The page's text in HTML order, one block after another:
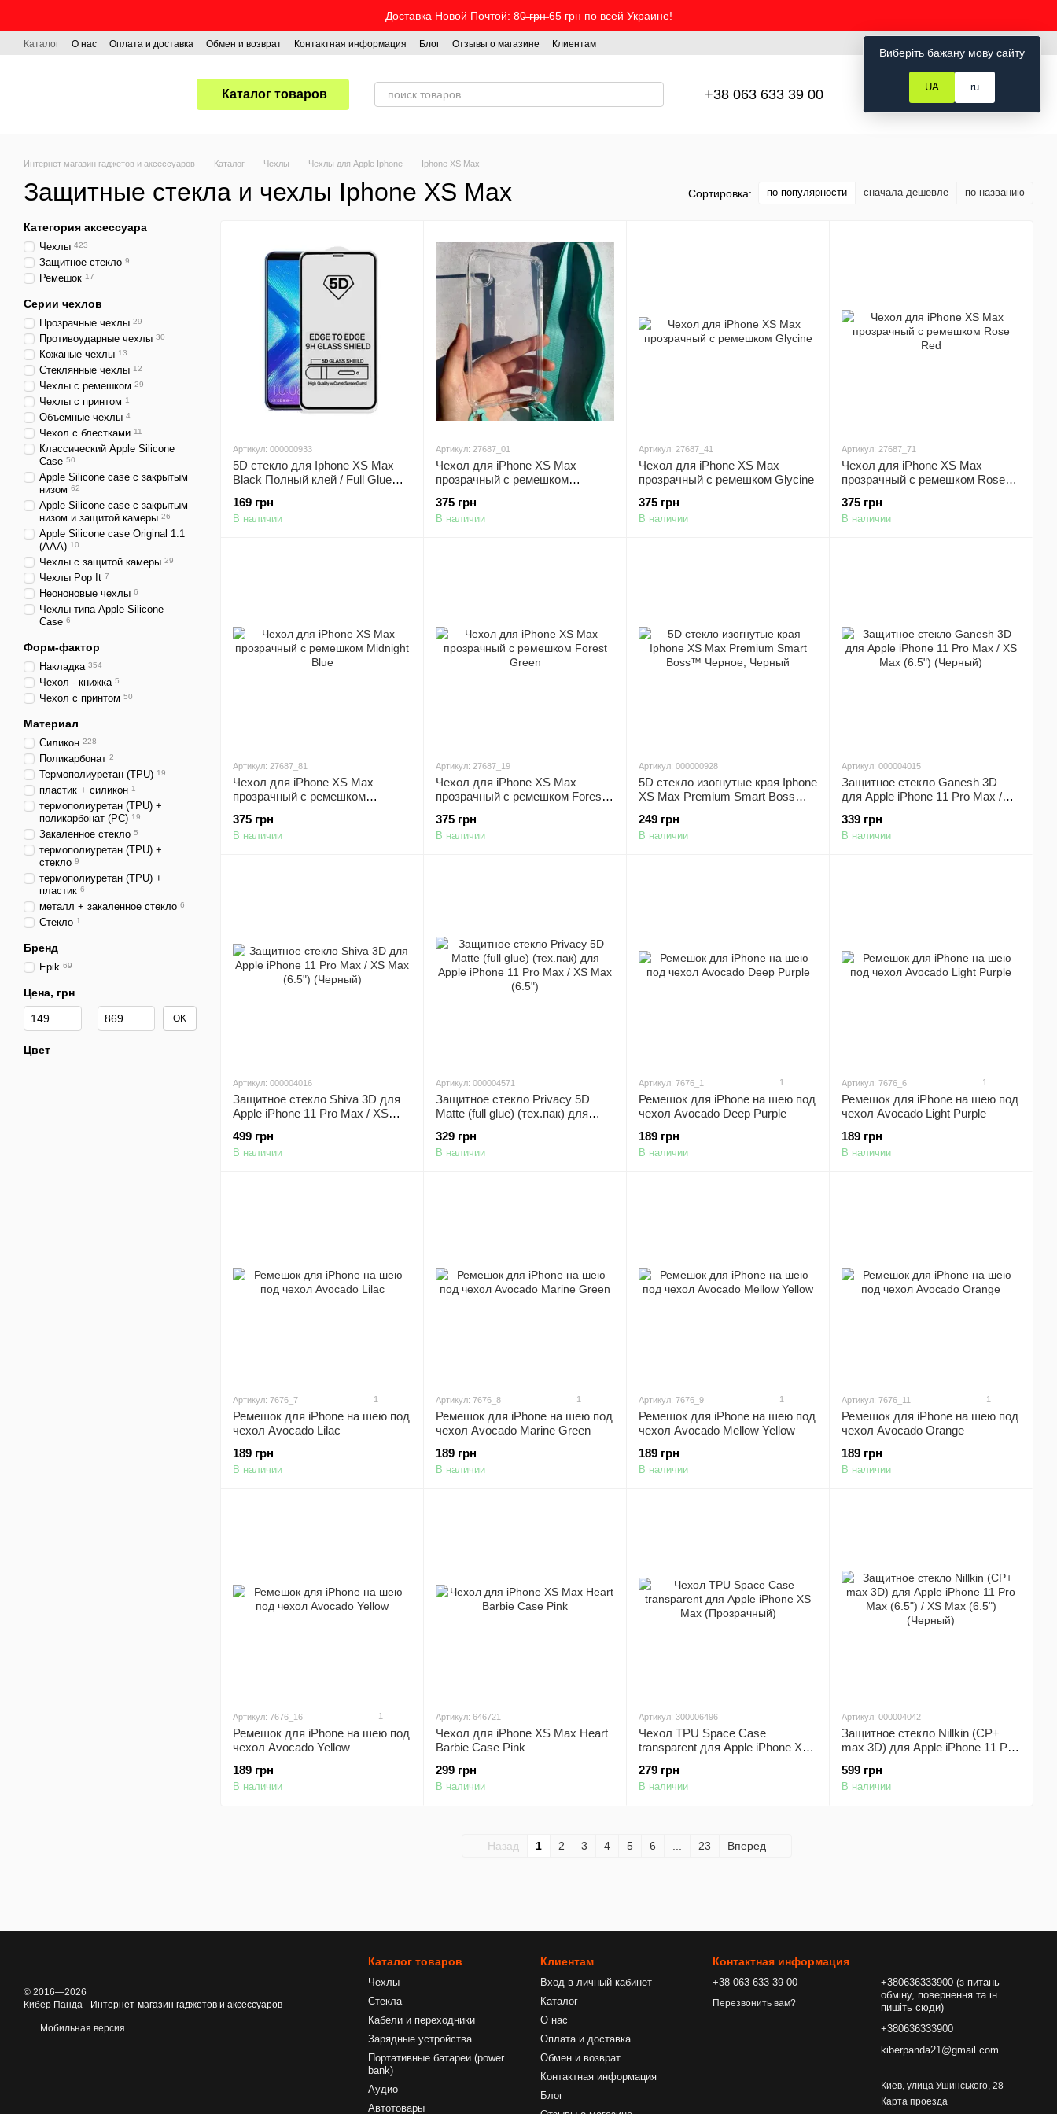
Доставка Новой Почтой: 80̶ ̶г̶р̶н̶ 65 грн по всей Украине!
Каталог О нас Оплата и доставка Обмен и возврат Контактная информация Блог Отзывы о магазине Клиентам
Каталог товаров +38 063 633 39 00 Мой заказ
Интернет магазин гаджетов и аксессуаров Каталог Чехлы Чехлы для Apple Iphone Iphone XS Max
Защитные стекла и чехлы Iphone XS Max Сортировка: по популярности сначала дешевле по названию
Артикул: 000000933
5D стекло для Iphone XS Max
Black Полный клей / Full Glue
169 грн
В наличии
Артикул: 27687_01
Чехол для iPhone XS Max
прозрачный с ремешком
375 грн
В наличии
Артикул: 27687_41
Чехол для iPhone XS Max
прозрачный с ремешком Glycine
375 грн
В наличии
Артикул: 27687_71
Чехол для iPhone XS Max
прозрачный с ремешком Rose
375 грн
В наличии
Артикул: 27687_81
Чехол для iPhone XS Max
прозрачный с ремешком
375 грн
В наличии
Артикул: 27687_19
Чехол для iPhone XS Max
прозрачный с ремешком Forest
375 грн
В наличии
Артикул: 000000928
5D стекло изогнутые края Iphone
XS Max Premium Smart Boss™
249 грн
В наличии
Артикул: 000004015
Защитное стекло Ganesh 3D
для Apple iPhone 11 Pro Max /
339 грн
В наличии
Артикул: 000004016
Защитное стекло Shiva 3D для
Apple iPhone 11 Pro Max / XS
499 грн
В наличии
Артикул: 000004571
Защитное стекло Privacy 5D
Matte (full glue) (тех.пак) для
Max (6.5")
329 грн
В наличии
Артикул: 7676_1 1
Ремешок для iPhone на шею под
чехол Avocado Deep Purple
189 грн
В наличии
Артикул: 7676_6 1
Ремешок для iPhone на шею под
чехол Avocado Light Purple
189 грн
В наличии
Артикул: 7676_7 1
Ремешок для iPhone на шею под
чехол Avocado Lilac
189 грн
В наличии
Артикул: 7676_8 1
Ремешок для iPhone на шею под
чехол Avocado Marine Green
189 грн
В наличии
Артикул: 7676_9 1
Ремешок для iPhone на шею под
чехол Avocado Mellow Yellow
189 грн
В наличии
Артикул: 7676_11 1
Ремешок для iPhone на шею под
чехол Avocado Orange
189 грн
В наличии
Артикул: 7676_16 1
Ремешок для iPhone на шею под
чехол Avocado Yellow
189 грн
В наличии
Артикул: 646721
Чехол для iPhone XS Max Heart
Barbie Case Pink
299 грн
В наличии
Артикул: 300006496
Чехол TPU Space Case
transparent для Apple iPhone XS
279 грн
В наличии
Артикул: 000004042
Защитное стекло Nillkin (CP+
max 3D) для Apple iPhone 11 Pro
(Черный)
599 грн
В наличии
Назад 1 2 3 4 5 6 23 Вперед
Категория аксессуара
Чехлы 423
Защитное стекло 9
Ремешок 17
Серии чехлов
Прозрачные чехлы 29
Противоударные чехлы 30
Кожаные чехлы 13
Стеклянные чехлы 12
Чехлы с ремешком 29
Чехлы с принтом 1
Объемные чехлы 4
Чехол с блестками 11
Классический Apple Silicone
Case 50
Apple Silicone case с закрытым
низом 62
Apple Silicone case с закрытым
низом и защитой камеры 26
Apple Silicone case Original 1:1
(AAA) 10
Чехлы с защитой камеры 29
Чехлы Pop It 7
Неононовые чехлы 6
Чехлы типа Apple Silicone
Case 6
Форм-фактор
Накладка 354
Чехол - книжка 5
Чехол с принтом 50
Материал
Силикон 228
Поликарбонат 2
Термополиуретан (TPU) 19
пластик + силикон 1
термополиуретан (TPU) +
поликарбонат (PC) 19
Закаленное стекло 5
термополиуретан (TPU) +
стекло 9
термополиуретан (TPU) +
пластик 6
металл + закаленное стекло 6
Стекло 1
Бренд
Epik 69
Цена, грн
От Цена, грн
До Цена, грн OK
Цвет
© 2016—2026
Кибер Панда - Интернет-магазин гаджетов и аксессуаров
Мобильная версия
Каталог товаров
Чехлы
Стекла
Кабели и переходники
Зарядные устройства
Портативные батареи (power
bank)
Аудио
Автотовары
Клиентам
Вход в личный кабинет
Каталог
О нас
Оплата и доставка
Обмен и возврат
Контактная информация
Блог
Контактная информация
+38 063 633 39 00
Перезвонить вам?
+380636333900 (з питань
обміну, повернення та ін.
пишіть сюди)
+380636333900
kiberpanda21@gmail.com
Киев, улица Ушинського, 28
Карта проезда
Виберіть бажану мову сайту
UA ru